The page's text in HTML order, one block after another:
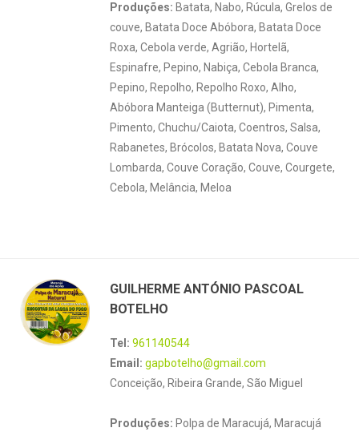
Produções: Batata, Nabo, Rúcula, Grelos de
couve, Batata Doce Abóbora, Batata Doce
Roxa, Cebola verde, Agrião, Hortelã,
Espinafre, Pepino, Nabiça, Cebola Branca,
Pepino, Repolho, Repolho Roxo, Alho,
Abóbora Manteiga (Butternut), Pimenta,
Pimento, Chuchu/Caiota, Coentros, Salsa,
Rabanetes, Brócolos, Batata Nova, Couve
Lombarda, Couve Coração, Couve, Courgete,
Cebola, Melância, Meloa
GUILHERME ANTÓNIO PASCOAL
BOTELHO
Tel: 961140544
Email: gapbotelho@gmail.com
Conceição, Ribeira Grande, São Miguel
Produções: Polpa de Maracujá, Maracujá